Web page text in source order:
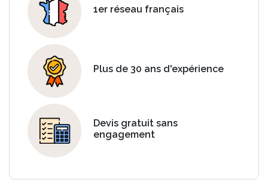
1er réseau français
Plus de 30 ans d'expérience
Devis gratuit sans
engagement